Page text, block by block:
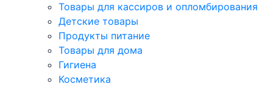
Товары для кассиров и опломбирования
Детские товары
Продукты питание
Товары для дома
Гигиена
Косметика